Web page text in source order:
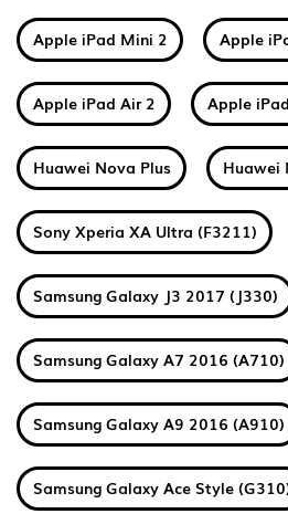
Apple iPad Mini 2 Apple
Apple iPad Air 2 Apple
Huawei Nova Plus Huawei
Sony Xperia XA Ultra (F3211)
Samsung Galaxy J3 2017 (J330)
Samsung Galaxy A7 2016 (A710)
Samsung Galaxy A9 2016 (A910)
Samsung Galaxy Ace Style